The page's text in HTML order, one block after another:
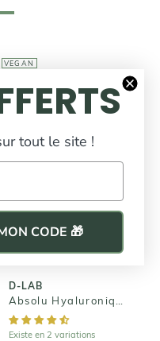
VEGAN
D-LAB
Existe en 2 variations
Réhydratation
profonde
40,00€
tout le site !
CODE 🎁